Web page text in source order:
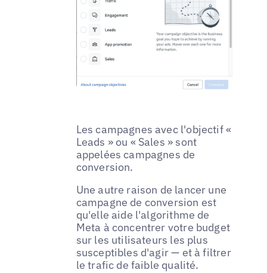
Les campagnes avec l'objectif «
Leads » ou « Sales » sont
appelées campagnes de
conversion.
Une autre raison de lancer une
campagne de conversion est
qu'elle aide l'algorithme de
Meta à concentrer votre budget
sur les utilisateurs les plus
susceptibles d'agir — et à filtrer
le trafic de faible qualité.